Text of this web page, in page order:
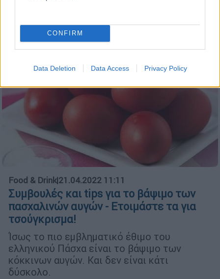
CONFIRM
Data Deletion Data Access Privacy Policy
Food & Drink|21.04.2022 11:11
Συμβουλές και tips για το βάψιμο των
πασχαλινών αυγών - Ετοιμάστε τα για
τσούγκρισμα!
Ίσως το πιο εμβληματικό έθιμο του
ελληνικού Πάσχα είναι το βάψιμο των
κόκκινων αυγών. Και δεν είναι κάτι
δύσκολο.